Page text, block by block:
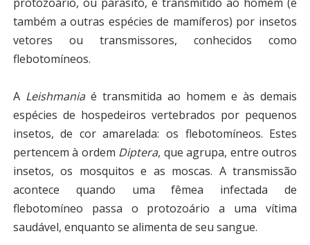
também a outras espécies de mamíferos) por insetos
vetores ou transmissores, conhecidos como
flebotomíneos.
A Leishmaniaé transmitida ao homem e às demais
espécies de hospedeiros vertebrados por pequenos
insetos, de cor amarelada: os flebotomíneos. Estes
pertencem à ordem Diptera, que agrupa, entre outros
insetos, os mosquitos e as moscas. A transmissão
acontece quando uma fêmea infectada de
flebotomíneo passa o protozoário a uma vítima
saudável, enquanto se alimenta de seu sangue.